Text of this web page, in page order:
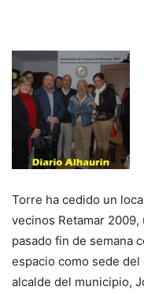
Torre ha cedido un
vecinos Retamar
pasado fin de semana
espacio como sede
alcalde del municipio,